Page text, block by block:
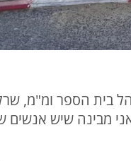
בית הספר ומ"מ,
מבינה שיש